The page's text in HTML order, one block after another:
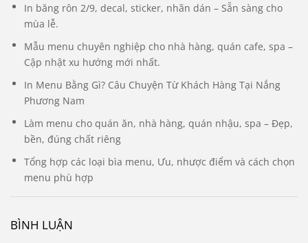
In băng rôn 2/9, decal, sticker, nhãn dán – Sẵn sàng cho
mùa lễ.
Mẫu menu chuyên nghiệp cho nhà hàng, quán cafe, spa –
Cập nhật xu hướng mới nhất.
In Menu Bằng Gì? Câu Chuyện Từ Khách Hàng Tại Nắng
Phương Nam
Làm menu cho quán ăn, nhà hàng, quán nhậu, spa – Đẹp,
bền, đúng chất riêng
Tổng hợp các loại bìa menu, Ưu, nhược điểm và cách chọn
menu phù hợp
BÌNH LUẬN